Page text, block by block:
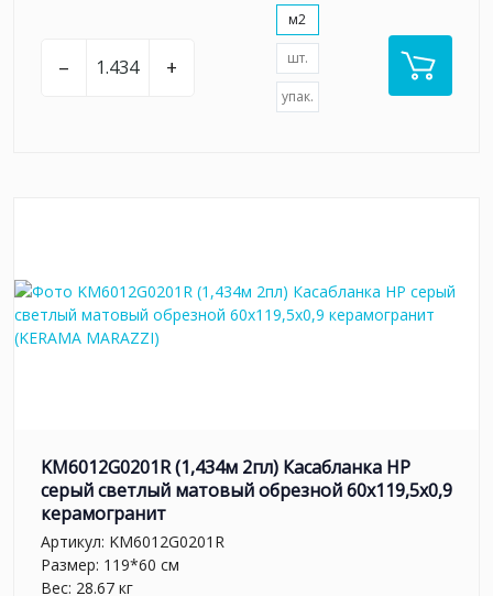
– +
м2
шт.
упак.
KM6012G0201R (1,434м 2пл) Касабланка HP
серый светлый матовый обрезной 60x119,5x0,9
керамогранит
Артикул: KM6012G0201R
Размер: 119*60 см
Вес: 28.67 кг